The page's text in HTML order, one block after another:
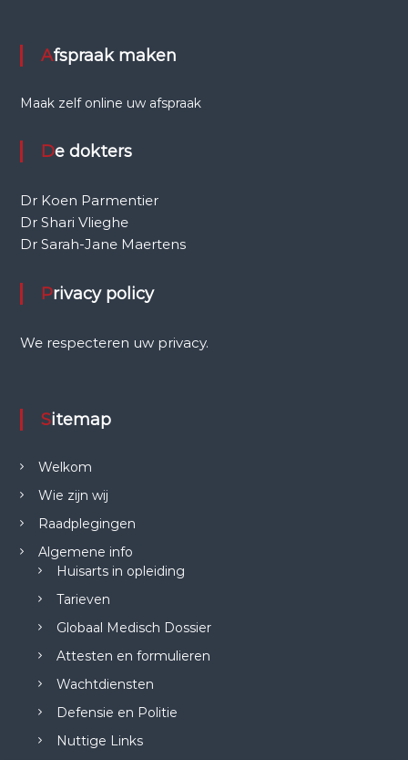
Afspraak maken
Maak zelf online uw afspraak
De dokters
Dr Koen Parmentier
Dr Shari Vlieghe
Dr Sarah-Jane Maertens
Privacy policy
We respecteren uw privacy.
Sitemap
Welkom
Wie zijn wij
Raadplegingen
Algemene info
Huisarts in opleiding
Tarieven
Globaal Medisch Dossier
Attesten en formulieren
Wachtdiensten
Defensie en Politie
Nuttige Links